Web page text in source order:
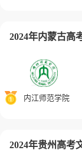
2024年内蒙古高
内江师范学院
2024年贵州高考